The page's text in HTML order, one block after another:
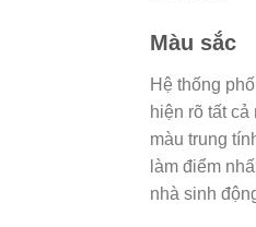
Màu sắc
Hệ thống
hiện rõ tất
màu trung
làm điểm
nhà sinh